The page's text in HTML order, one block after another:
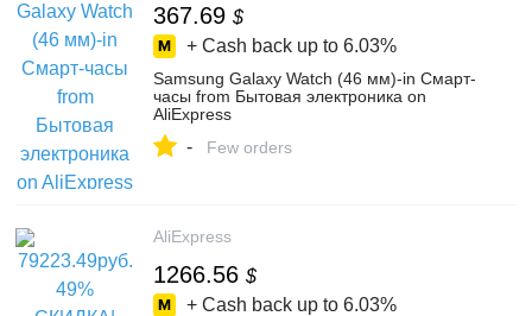
367.69 $
+ Cash back up to 6.03%
Samsung Galaxy Watch (46 мм)-in Смарт-
часы from Бытовая электроника on
AliExpress
- Few orders
AliExpress
1266.56 $
+ Cash back up to 6.03%